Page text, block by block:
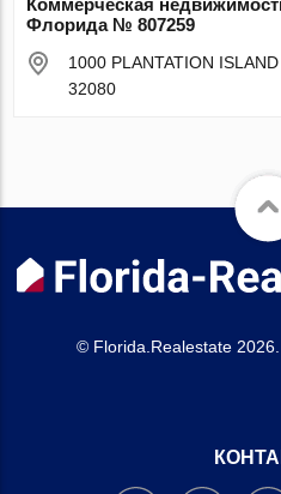
Флорида № 807259
1000 PLANTATION
32080
© Florida.Realestate